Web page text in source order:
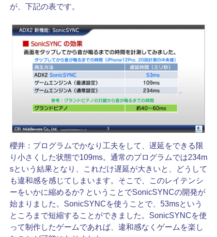
が、下記の表です。
櫻井： プログラムでかなり工夫をして、遅延をできる限
り小さくした状態で109ms。通常のプログラムでは234m
sという結果となり、これだけ遅延が大きいと、どうして
も違和感を感じてしまいます。そこで、このレイテンシ
ーをいかに縮めるか? ということでSonicSYNCの開発が
始まりました。SonicSYNCを使うことで、53msという
ところまで短縮することができました。SonicSYNCを使
って制作したゲームであれば、違和感なくゲームを楽し